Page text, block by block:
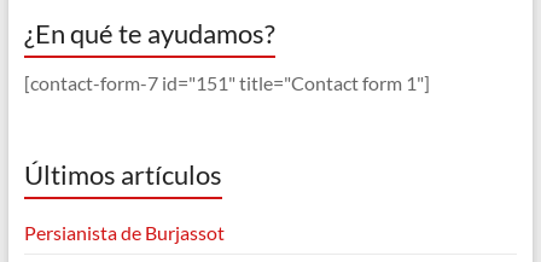
¿En qué te ayudamos?
[contact-form-7 id="151" title="Contact form 1"]
Últimos artículos
Persianista de Burjassot